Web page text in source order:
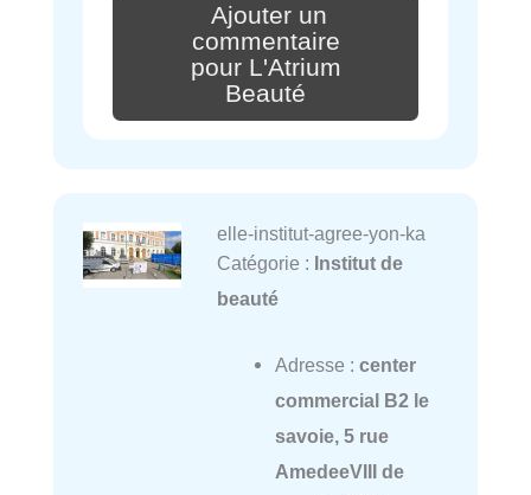
Ajouter un
commentaire
pour L'Atrium
Beauté
elle-institut-agree-yon-ka
Catégorie : Institut de
beauté
Adresse : center
commercial B2 le
savoie, 5 rue
AmedeeVIII de